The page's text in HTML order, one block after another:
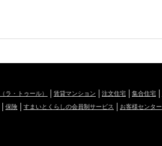
ラ・トゥール） 賃貸マンション 注文住宅 集合住宅
保険 すまいとくらしの会員制サービス お客様センター